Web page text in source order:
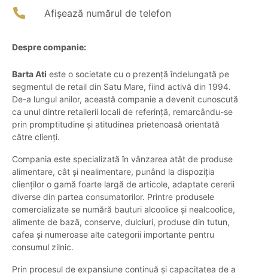
Afișează numărul de telefon
Despre companie:
Barta Ati este o societate cu o prezență îndelungată pe
segmentul de retail din Satu Mare, fiind activă din 1994.
De-a lungul anilor, această companie a devenit cunoscută
ca unul dintre retailerii locali de referință, remarcându-se
prin promptitudine și atitudinea prietenoasă orientată
către clienți.
Compania este specializată în vânzarea atât de produse
alimentare, cât și nealimentare, punând la dispoziția
clienților o gamă foarte largă de articole, adaptate cererii
diverse din partea consumatorilor. Printre produsele
comercializate se numără bauturi alcoolice și nealcoolice,
alimente de bază, conserve, dulciuri, produse din tutun,
cafea și numeroase alte categorii importante pentru
consumul zilnic.
Prin procesul de expansiune continuă și capacitatea de a